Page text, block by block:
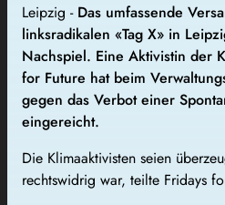
Leipzig - Das umfassende
linksradikalen «Tag X» in
Nachspiel. Eine Aktivistin der
for Future hat beim
gegen das Verbot einer
eingereicht.
Die Klimaaktivisten seien
rechtswidrig war, teilte Fridays